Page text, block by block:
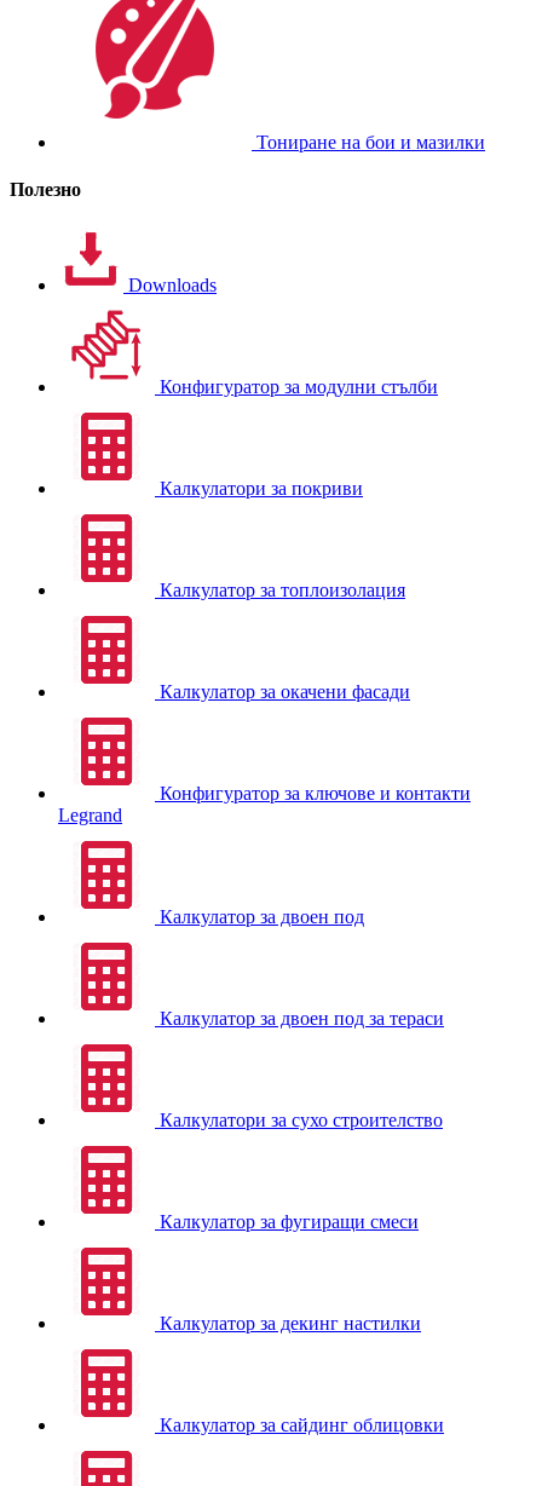
Тониране на бои и мазилки
Полезно
Downloads
Конфигуратор за модулни стълби
Калкулатори за покриви
Калкулатор за топлоизолация
Калкулатор за окачени фасади
Конфигуратор за ключове и контакти
Legrand
Калкулатор за двоен под
Калкулатор за двоен под за тераси
Калкулатори за сухо строителство
Калкулатор за фугиращи смеси
Калкулатор за декинг настилки
Калкулатор за сайдинг облицовки